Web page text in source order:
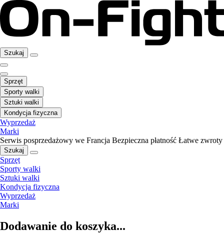
Szukaj
Sprzęt
Sporty walki
Sztuki walki
Kondycja fizyczna
Wyprzedaż
Marki
Serwis posprzedażowy we Francja Bezpieczna płatność Łatwe zwroty
Szukaj
Sprzęt
Sporty walki
Sztuki walki
Kondycja fizyczna
Wyprzedaż
Marki
Dodawanie do koszyka...